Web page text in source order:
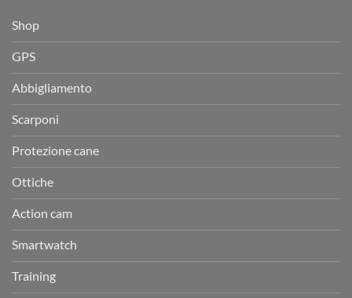
Shop
GPS
Abbigliamento
Scarponi
Protezione cane
Ottiche
Action cam
Smartwatch
Training